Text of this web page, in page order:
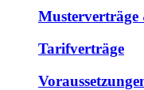
Tarifverträge